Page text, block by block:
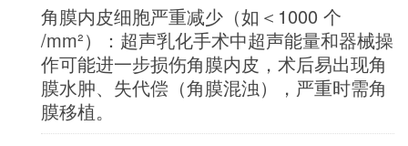
角膜内皮细胞严重减少（如＜1000 个
/mm²）：超声乳化手术中超声能量和器械操
作可能进一步损伤角膜内皮，术后易出现角
膜水肿、失代偿（角膜混浊），严重时需角
膜移植。